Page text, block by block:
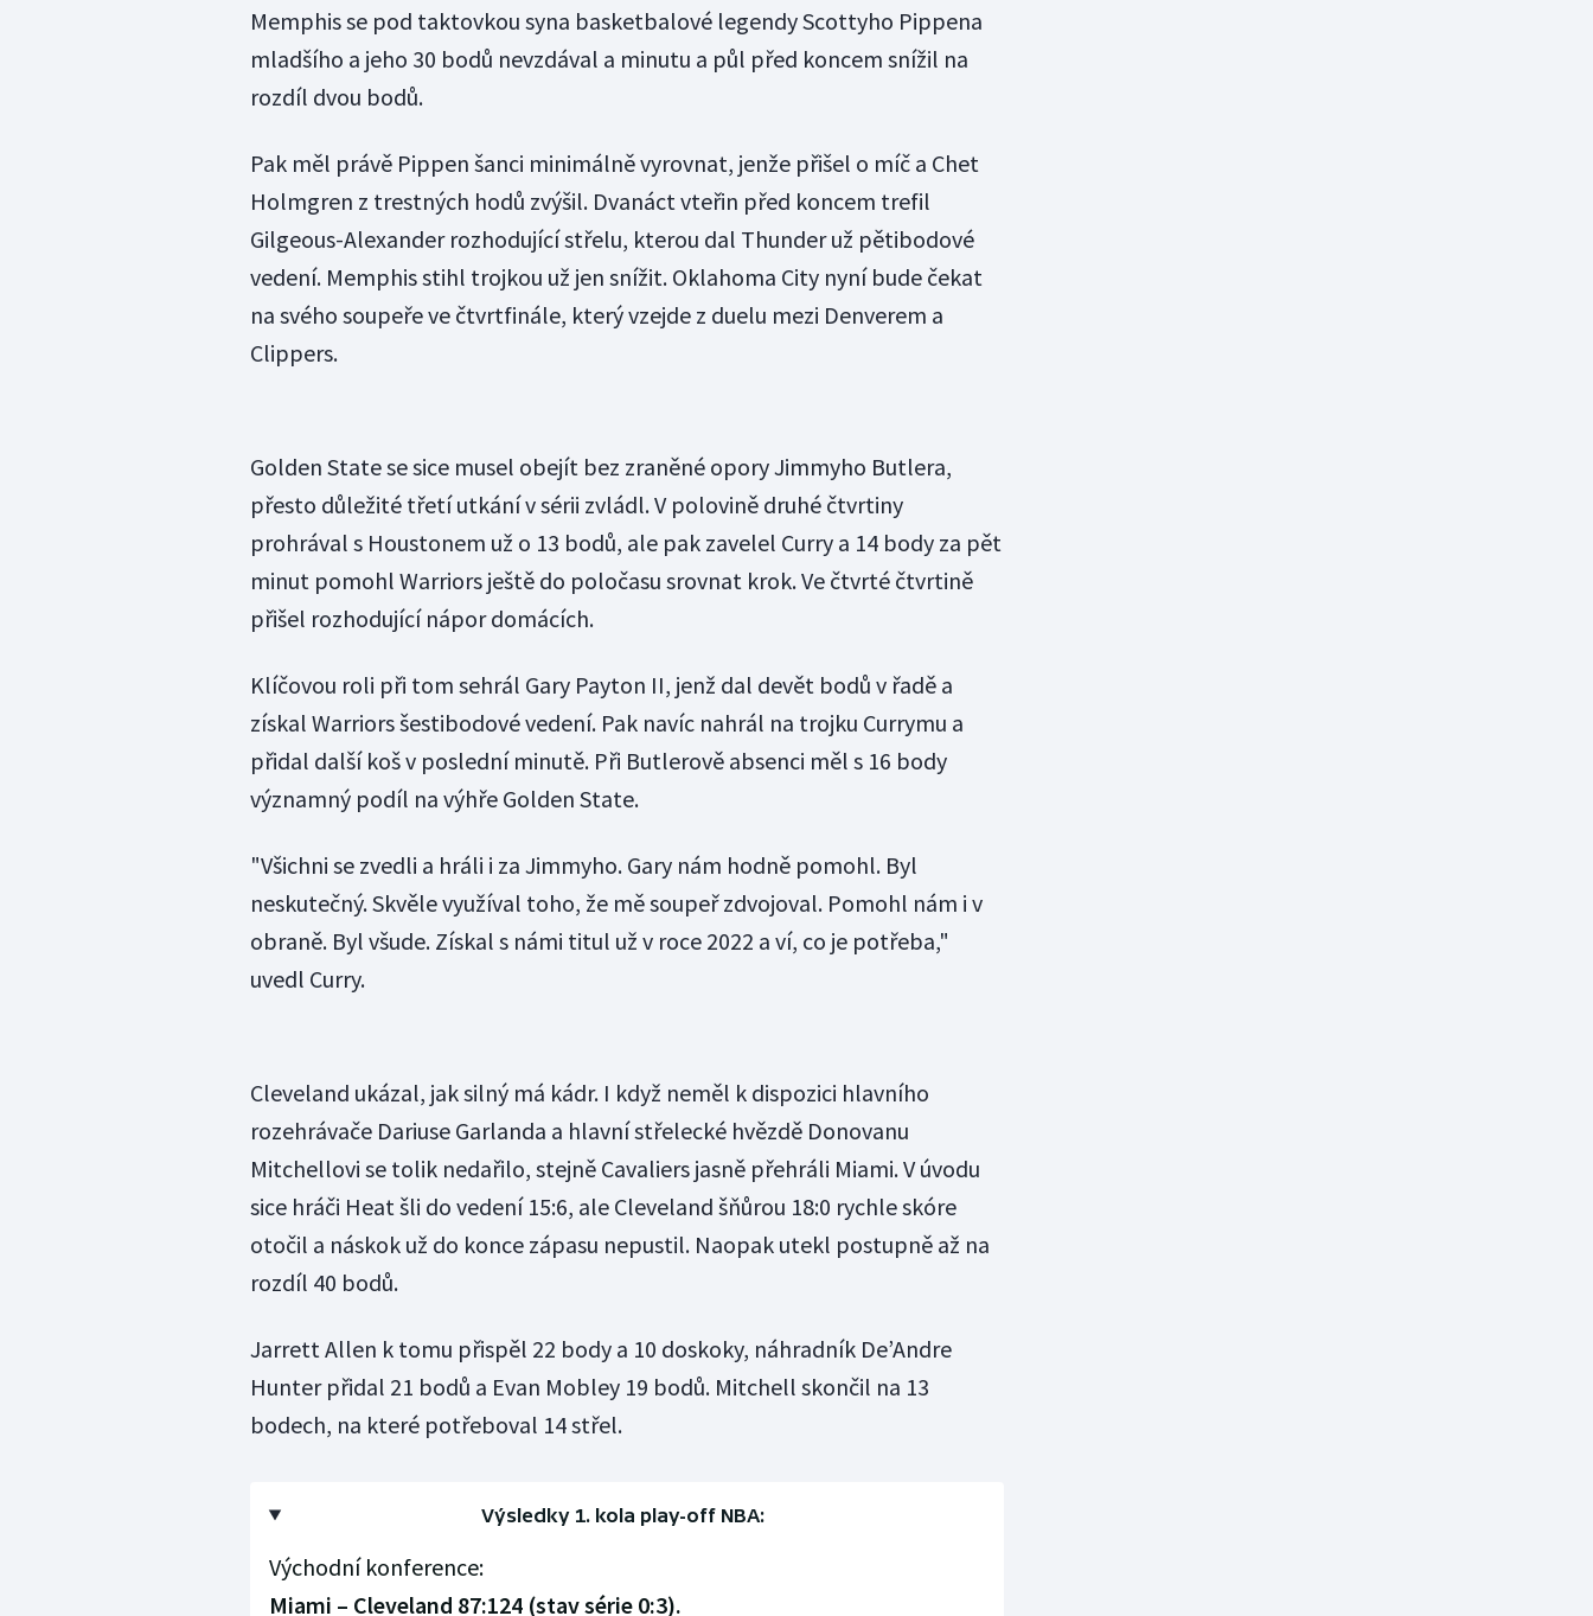
Memphis se pod taktovkou syna basketbalové legendy Scottyho Pippena
mladšího a jeho 30 bodů nevzdával a minutu a půl před koncem snížil na
rozdíl dvou bodů.
Pak měl právě Pippen šanci minimálně vyrovnat, jenže přišel o míč a Chet
Holmgren z trestných hodů zvýšil. Dvanáct vteřin před koncem trefil
Gilgeous-Alexander rozhodující střelu, kterou dal Thunder už pětibodové
vedení. Memphis stihl trojkou už jen snížit. Oklahoma City nyní bude čekat
na svého soupeře ve čtvrtfinále, který vzejde z duelu mezi Denverem a
Clippers.
Golden State se sice musel obejít bez zraněné opory Jimmyho Butlera,
přesto důležité třetí utkání v sérii zvládl. V polovině druhé čtvrtiny
prohrával s Houstonem už o 13 bodů, ale pak zavelel Curry a 14 body za pět
minut pomohl Warriors ještě do poločasu srovnat krok. Ve čtvrté čtvrtině
přišel rozhodující nápor domácích.
Klíčovou roli při tom sehrál Gary Payton II, jenž dal devět bodů v řadě a
získal Warriors šestibodové vedení. Pak navíc nahrál na trojku Currymu a
přidal další koš v poslední minutě. Při Butlerově absenci měl s 16 body
významný podíl na výhře Golden State.
"Všichni se zvedli a hráli i za Jimmyho. Gary nám hodně pomohl. Byl
neskutečný. Skvěle využíval toho, že mě soupeř zdvojoval. Pomohl nám i v
obraně. Byl všude. Získal s námi titul už v roce 2022 a ví, co je potřeba,"
uvedl Curry.
Cleveland ukázal, jak silný má kádr. I když neměl k dispozici hlavního
rozehrávače Dariuse Garlanda a hlavní střelecké hvězdě Donovanu
Mitchellovi se tolik nedařilo, stejně Cavaliers jasně přehráli Miami. V úvodu
sice hráči Heat šli do vedení 15:6, ale Cleveland šňůrou 18:0 rychle skóre
otočil a náskok už do konce zápasu nepustil. Naopak utekl postupně až na
rozdíl 40 bodů.
Jarrett Allen k tomu přispěl 22 body a 10 doskoky, náhradník De’Andre
Hunter přidal 21 bodů a Evan Mobley 19 bodů. Mitchell skončil na 13
bodech, na které potřeboval 14 střel.
Výsledky 1. kola play-off NBA:
Východní konference:
Miami – Cleveland 87:124 (stav série 0:3).